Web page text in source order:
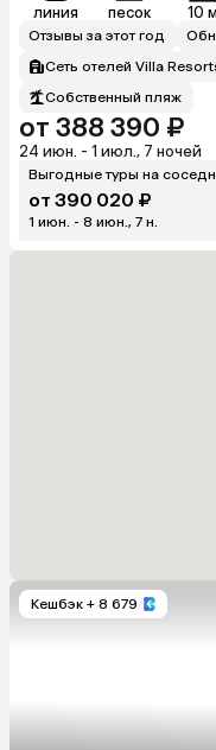
линия песок 10 м
Отзывы за этот год
Сеть отелей Villa
Собственный пляж
от 388 390 ₽
24 июн. - 1 июл., 7 ночей
Выгодные туры на
от 390 020 ₽
1 июн. - 8 июн., 7 н.
Кешбэк + 8 679